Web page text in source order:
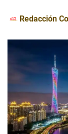
Redacción